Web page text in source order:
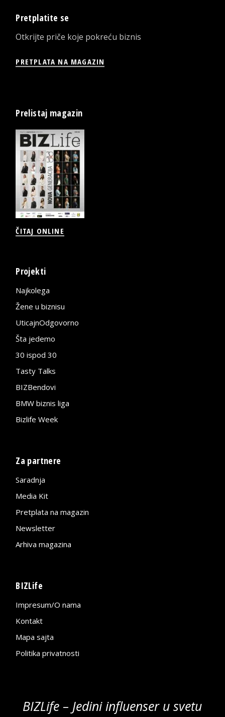
Pretplatite se
Otkrijte priče koje pokreću biznis
PRETPLATA NA MAGAZIN
Prelistaj magazin
ČITAJ ONLINE
Projekti
Najkolega
Žene u biznisu
UticajnOdgovorno
Šta jedemo
30 ispod 30
Tasty Talks
BIZBendovi
BMW biznis liga
Bizlife Week
Za partnere
Saradnja
Media Kit
Pretplata na magazin
Newsletter
Arhiva magazina
BIZLife
Impresum/O nama
Kontakt
Mapa sajta
Politika privatnosti
BIZLife – Jedini influenser u svetu